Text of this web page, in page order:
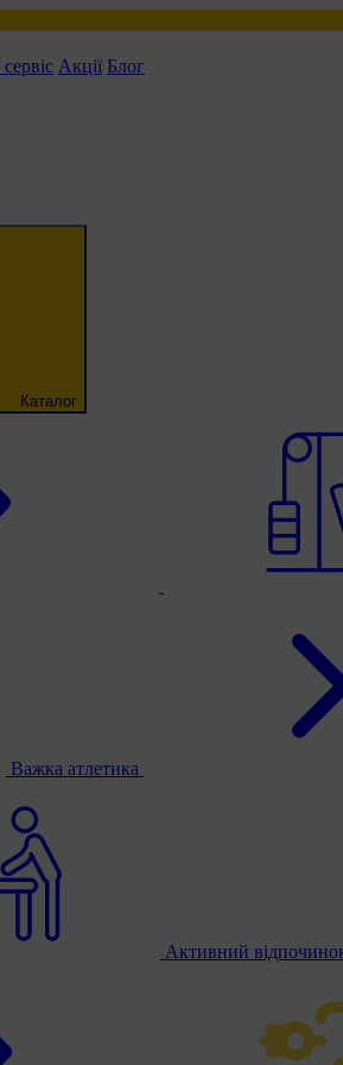
Акції Блог
Каталог
Важка атлетика
Активний